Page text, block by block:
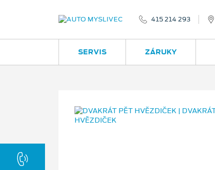
415 214 293
SERVIS ZÁRUKY